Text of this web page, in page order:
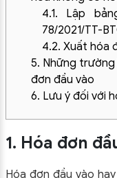
4.1. Lập
78/2021/TT-
4.2. Xuất hóa
5. Những
đơn đầu vào
6. Lưu ý đối với
1. Hóa đơn
Hóa đơn đầu vào